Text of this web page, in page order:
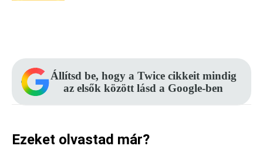
Állítsd be, hogy a Twice cikkeit mindig
az elsők között lásd a Google-ben
Ezeket olvastad már?